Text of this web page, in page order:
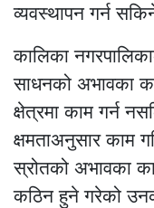
व्यवस्थापन गर्न
कालिका
साधनको अभावका
क्षेत्रमा काम गर्न
क्षमताअनुसार काम
स्रोतको अभावका
कठिन हुने गरेको